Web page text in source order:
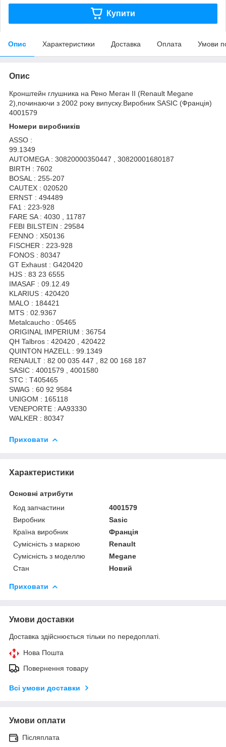
Купити
Опис Характеристики Доставка Оплата Умови
Опис
Кронштейн глушника на Рено Меган II (Renault Megane
2),починаючи з 2002 року випуску.Виробник SASIC (Франція)
4001579
Номери виробників
ASSO :
99.1349
AUTOMEGA : 30820000350447 , 30820001680187
BIRTH : 7602
BOSAL : 255-207
CAUTEX : 020520
ERNST : 494489
FA1 : 223-928
FARE SA : 4030 , 11787
FEBI BILSTEIN : 29584
FENNO : X50136
FISCHER : 223-928
FONOS : 80347
GT Exhaust : G420420
HJS : 83 23 6555
IMASAF : 09.12.49
KLARIUS : 420420
MALO : 184421
MTS : 02.9367
Metalcaucho : 05465
ORIGINAL IMPERIUM : 36754
QH Talbros : 420420 , 420422
QUINTON HAZELL : 99.1349
RENAULT : 82 00 035 447 , 82 00 168 187
SASIC : 4001579 , 4001580
STC : T405465
SWAG : 60 92 9584
UNIGOM : 165118
VENEPORTE : AA93330
WALKER : 80347
Приховати
Характеристики
Основні атрибути
Код запчастини
4001579
Виробник
Sasic
Країна виробник
Франція
Сумісність з маркою
Renault
Сумісність з моделлю
Megane
Стан
Новий
Приховати
Умови доставки
Доставка здійснюється тільки по передоплаті.
Нова Пошта
Повернення товару
Всі умови доставки
Умови оплати
Післяплата